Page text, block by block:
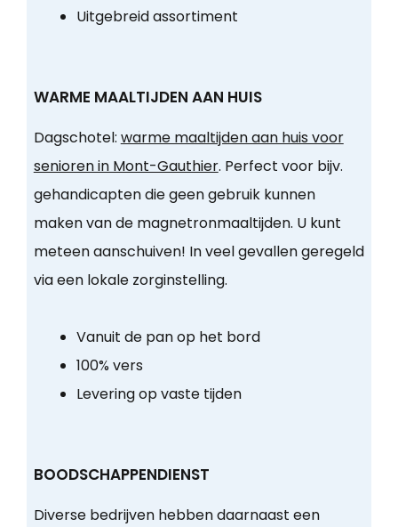
Uitgebreid assortiment
WARME MAALTIJDEN AAN HUIS
Dagschotel: warme maaltijden aan huis voor
senioren in Mont-Gauthier. Perfect voor bijv.
gehandicapten die geen gebruik kunnen
maken van de magnetronmaaltijden. U kunt
meteen aanschuiven! In veel gevallen geregeld
via een lokale zorginstelling.
Vanuit de pan op het bord
100% vers
Levering op vaste tijden
BOODSCHAPPENDIENST
Diverse bedrijven hebben daarnaast een